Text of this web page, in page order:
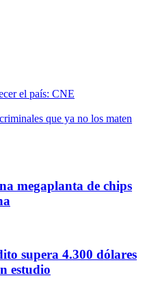
el país: CNE
que ya no los maten
megaplanta de chips
supera 4.300 dólares
estudio